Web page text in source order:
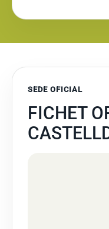
SEDE OFICIAL
FICHET